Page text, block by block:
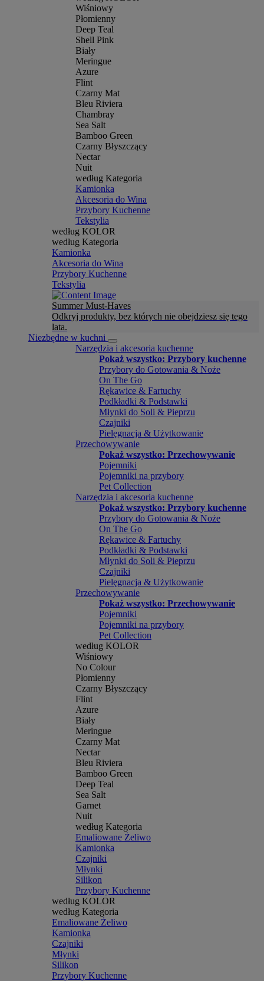
Wiśniowy
Płomienny
Deep Teal
Shell Pink
Biały
Meringue
Azure
Flint
Czarny Mat
Bleu Riviera
Chambray
Sea Salt
Bamboo Green
Czarny Błyszczący
Nectar
Nuit
według Kategoria
Kamionka
Akcesoria do Wina
Przybory Kuchenne
Tekstylia
według KOLOR
według Kategoria
Kamionka
Akcesoria do Wina
Przybory Kuchenne
Tekstylia
Summer Must-Haves
Odkryj produkty, bez których nie obejdziesz się tego
lata.
Niezbędne w kuchni
Narzędzia i akcesoria kuchenne
Pokaż wszystko: Przybory kuchenne
Przybory do Gotowania & Noże
On The Go
Rękawice & Fartuchy
Podkładki & Podstawki
Młynki do Soli & Pieprzu
Czajniki
Pielęgnacja & Użytkowanie
Przechowywanie
Pokaż wszystko: Przechowywanie
Pojemniki
Pojemniki na przybory
Pet Collection
Narzędzia i akcesoria kuchenne
Pokaż wszystko: Przybory kuchenne
Przybory do Gotowania & Noże
On The Go
Rękawice & Fartuchy
Podkładki & Podstawki
Młynki do Soli & Pieprzu
Czajniki
Pielęgnacja & Użytkowanie
Przechowywanie
Pokaż wszystko: Przechowywanie
Pojemniki
Pojemniki na przybory
Pet Collection
według KOLOR
Wiśniowy
No Colour
Płomienny
Czarny Błyszczący
Flint
Azure
Biały
Meringue
Czarny Mat
Nectar
Bleu Riviera
Bamboo Green
Deep Teal
Sea Salt
Garnet
Nuit
według Kategoria
Emaliowane Żeliwo
Kamionka
Czajniki
Młynki
Silikon
Przybory Kuchenne
według KOLOR
według Kategoria
Emaliowane Żeliwo
Kamionka
Czajniki
Młynki
Silikon
Przybory Kuchenne